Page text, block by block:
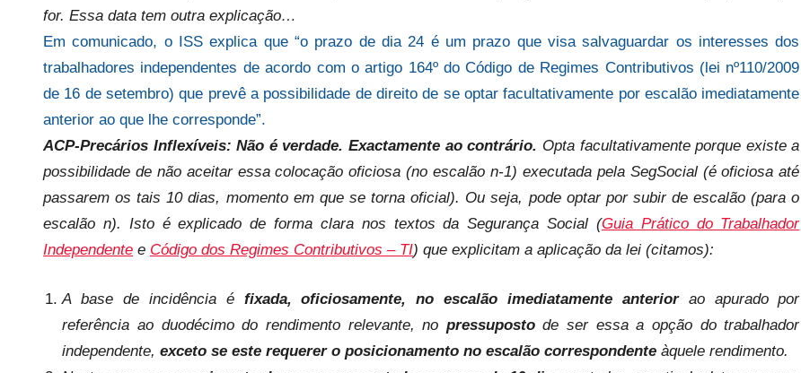
for. Essa data tem outra explicação…
Em comunicado, o ISS explica que “o prazo de dia 24 é um prazo que visa salvaguardar os interesses dos
trabalhadores independentes de acordo com o artigo 164º do Código de Regimes Contributivos (lei nº110/2009
de 16 de setembro) que prevê a possibilidade de direito de se optar facultativamente por escalão imediatamente
anterior ao que lhe corresponde”.
ACP-Precários Inflexíveis: Não é verdade. Exactamente ao contrário. Opta facultativamente porque existe a
possibilidade de não aceitar essa colocação oficiosa (no escalão n-1) executada pela SegSocial (é oficiosa até
passarem os tais 10 dias, momento em que se torna oficial). Ou seja, pode optar por subir de escalão (para o
escalão n). Isto é explicado de forma clara nos textos da Segurança Social (Guia Prático do Trabalhador
Independente e Código dos Regimes Contributivos – TI) que explicitam a aplicação da lei (citamos):
A base de incidência é fixada, oficiosamente, no escalão imediatamente anteriorao apurado por
referência ao duodécimo do rendimento relevante, no pressupostode ser essa a opção do trabalhador
independente,exceto se este requerer o posicionamento no escalão correspondenteàquele rendimento.